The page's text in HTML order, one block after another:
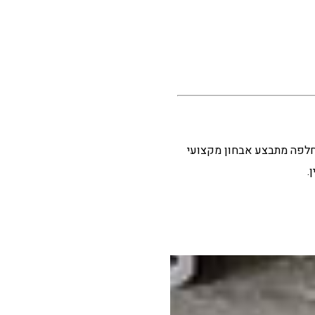
מתבצע אבחון מקצועי